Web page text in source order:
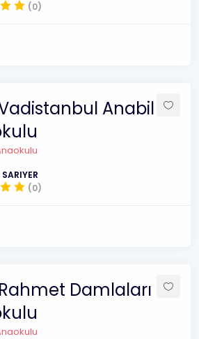
(0)
Anabil
(0)
Damlaları